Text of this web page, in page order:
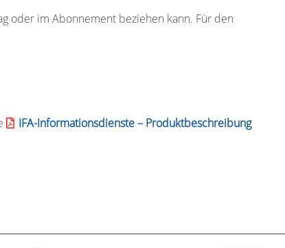
oder im Abonnement beziehen kann. Für den
IFA-Informationsdienste – Produktbeschreibung